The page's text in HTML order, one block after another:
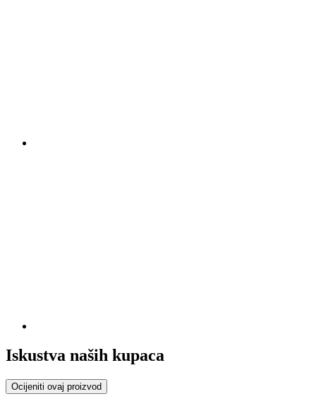
Iskustva naših kupaca
Ocijeniti ovaj proizvod